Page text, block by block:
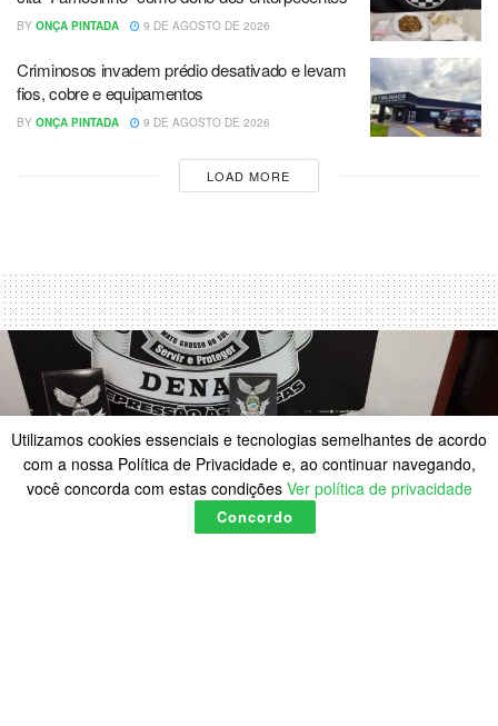
BY ONÇA PINTADA 9 DE AGOSTO DE 2026
Criminosos invadem prédio desativado e levam
fios, cobre e equipamentos
BY ONÇA PINTADA 9 DE AGOSTO DE 2026
LOAD MORE
Utilizamos cookies essenciais e tecnologias semelhantes de acordo
com a nossa Política de Privacidade e, ao continuar navegando,
você concorda com estas condições Ver política de privacidade
Concordo